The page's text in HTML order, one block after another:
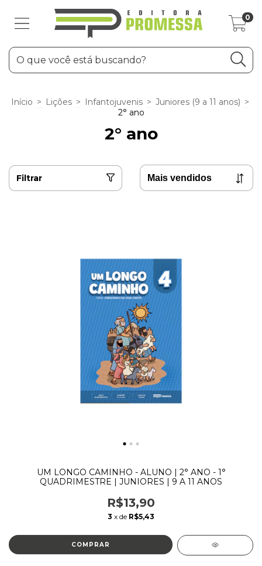
0
Início > Lições > Infantojuvenis > Juniores (9 a 11 anos) >
2° ano
2° ano
Filtrar
UM LONGO CAMINHO - ALUNO | 2° ANO - 1°
QUADRIMESTRE | JUNIORES | 9 A 11 ANOS
R$13,90
3 x de R$5,43